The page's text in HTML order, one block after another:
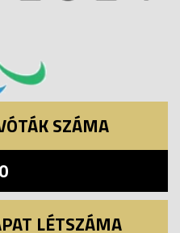
SZÁMA
0
LÉTSZÁMA